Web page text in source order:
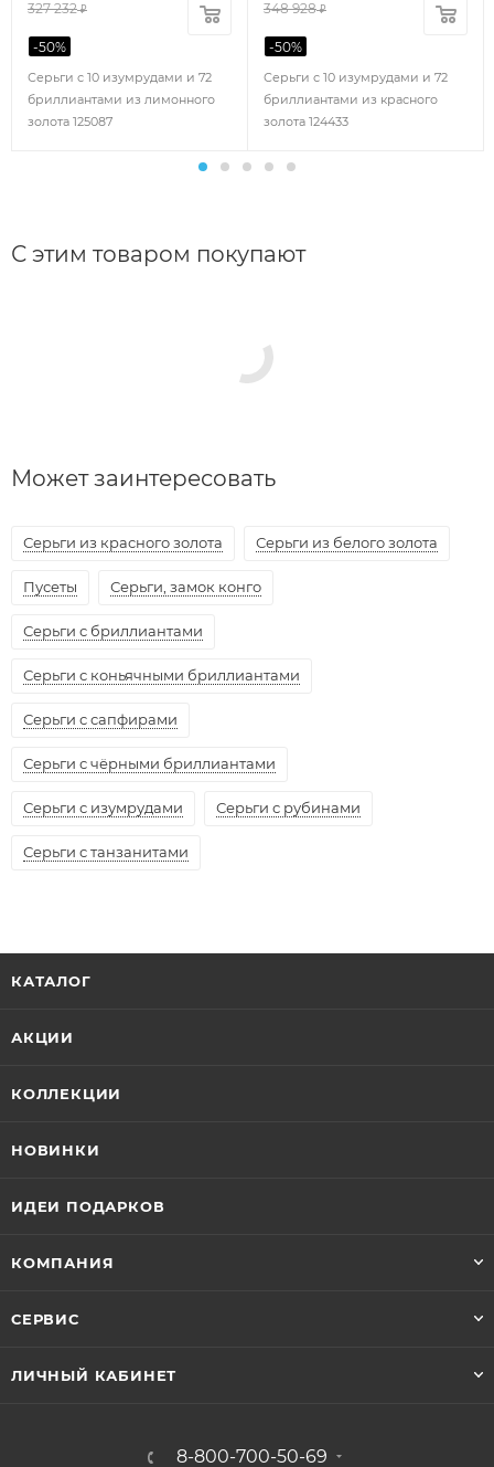
Серьги с 10 изумрудами и 72
бриллиантами из лимонного
золота 125087
327 232₽
-50%
Серьги с 10 изумрудами и 72
бриллиантами из красного
золота 124433
348 928₽
-50%
С этим товаром покупают
253 792 ₽
-50%
Может заинтересовать
Серьги из красного золота
Пусеты
Серьги с чёрными бриллиантами
Серьги с изумрудами